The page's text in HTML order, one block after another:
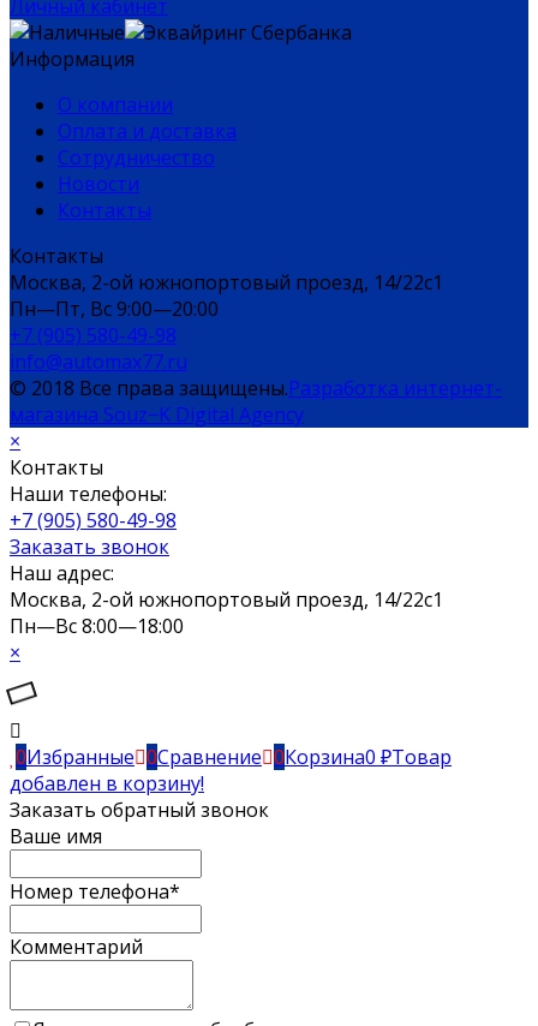
Личный кабинет
Информация
О компании
Оплата и доставка
Сотрудничество
Новости
Контакты
Контакты
Москва, 2-ой южнопортовый проезд, 14/22c1
Пн—Пт, Вс 9:00—20:00
+7 (905) 580-49-98
info@automax77.ru
© 2018 Все права защищены.Разработка интернет-
магазина Souz−K Digital Agency
×
Контакты
Наши телефоны:
+7 (905) 580-49-98
Заказать звонок
Наш адрес:
Москва, 2-ой южнопортовый проезд, 14/22c1
Пн—Вс 8:00—18:00
×
0Избранные 0Сравнение 0Корзина0 ₽Товар
добавлен в корзину!
Заказать обратный звонок
Ваше имя
Номер телефона*
Комментарий